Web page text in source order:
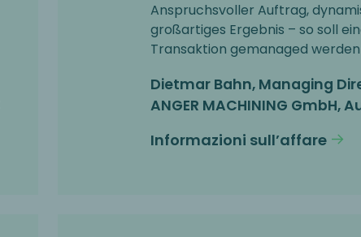
Anspruchsvoller Auftrag,
großartiges Ergebnis – so soll
Transaktion gemanaged
Dietmar Bahn, Managing
ANGER MACHINING GmbH,
Informazioni sull’affare